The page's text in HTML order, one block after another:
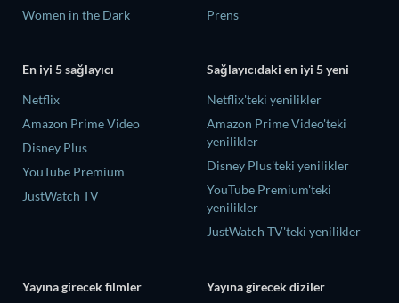
Women in the Dark
Prens
En iyi 5 sağlayıcı
Netflix
Amazon Prime Video
Disney Plus
YouTube Premium
JustWatch TV
Sağlayıcıdaki en iyi 5 yeni
Netflix'teki yenilikler
Amazon Prime Video'teki
yenilikler
Disney Plus'teki yenilikler
YouTube Premium'teki
yenilikler
JustWatch TV'teki yenilikler
Yayına girecek filmler Yayına girecek diziler